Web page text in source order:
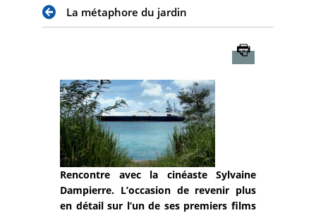
La métaphore du jardin
Rencontre avec la cinéaste Sylvaine
Dampierre. L’occasion de revenir plus
en détail sur l’un de ses premiers films